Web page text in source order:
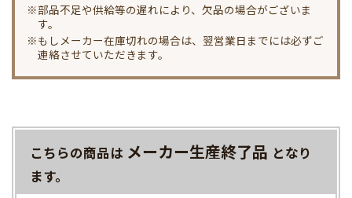
※部品不足や供給等の遅れにより、欠品の場合がございま
す。
※もしメーカー在庫切れの場合は、翌営業日までには必ずご
連絡させていただきます。
こちらの商品は メーカー生産終了品 となり
ます。